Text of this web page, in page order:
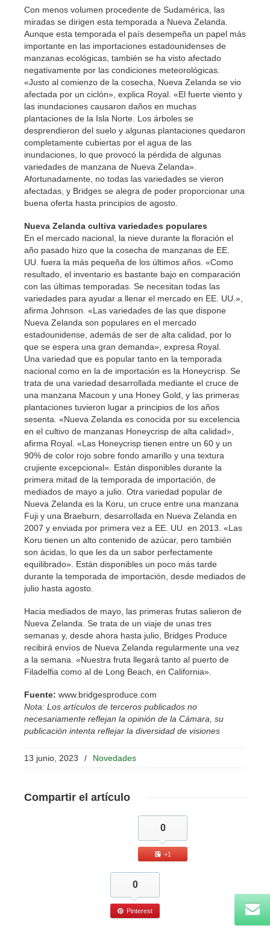
Con menos volumen procedente de Sudamérica, las
miradas se dirigen esta temporada a Nueva Zelanda.
Aunque esta temporada el país desempeña un papel más
importante en las importaciones estadounidenses de
manzanas ecológicas, también se ha visto afectado
negativamente por las condiciones meteorológicas.
«Justo al comienzo de la cosecha, Nueva Zelanda se vio
afectada por un ciclón», explica Royal. «El fuerte viento y
las inundaciones causaron daños en muchas
plantaciones de la Isla Norte. Los árboles se
desprendieron del suelo y algunas plantaciones quedaron
completamente cubiertas por el agua de las
inundaciones, lo que provocó la pérdida de algunas
variedades de manzana de Nueva Zelanda».
Afortunadamente, no todas las variedades se vieron
afectadas, y Bridges se alegra de poder proporcionar una
buena oferta hasta principios de agosto.
Nueva Zelanda cultiva variedades populares
En el mercado nacional, la nieve durante la floración el
año pasado hizo que la cosecha de manzanas de EE.
UU. fuera la más pequeña de los últimos años. «Como
resultado, el inventario es bastante bajo en comparación
con las últimas temporadas. Se necesitan todas las
variedades para ayudar a llenar el mercado en EE. UU.»,
afirma Johnson. «Las variedades de las que dispone
Nueva Zelanda son populares en el mercado
estadounidense, además de ser de alta calidad, por lo
que se espera una gran demanda», expresa Royal.
Una variedad que es popular tanto en la temporada
nacional como en la de importación es la Honeycrisp. Se
trata de una variedad desarrollada mediante el cruce de
una manzana Macoun y una Honey Gold, y las primeras
plantaciones tuvieron lugar a principios de los años
sesenta. «Nueva Zelanda es conocida por su excelencia
en el cultivo de manzanas Honeycrisp de alta calidad»,
afirma Royal. «Las Honeycrisp tienen entre un 60 y un
90% de color rojo sobre fondo amarillo y una textura
crujiente excepcional». Están disponibles durante la
primera mitad de la temporada de importación, de
mediados de mayo a julio. Otra variedad popular de
Nueva Zelanda es la Koru, un cruce entre una manzana
Fuji y una Braeburn, desarrollada en Nueva Zelanda en
2007 y enviada por primera vez a EE. UU. en 2013. «Las
Koru tienen un alto contenido de azúcar, pero también
son ácidas, lo que les da un sabor perfectamente
equilibrado». Están disponibles un poco más tarde
durante la temporada de importación, desde mediados de
julio hasta agosto.
Hacia mediados de mayo, las primeras frutas salieron de
Nueva Zelanda. Se trata de un viaje de unas tres
semanas y, desde ahora hasta julio, Bridges Produce
recibirá envíos de Nueva Zelanda regularmente una vez
a la semana. «Nuestra fruta llegará tanto al puerto de
Filadelfia como al de Long Beach, en California».
Fuente: www.bridgesproduce.com
Nota: Los artículos de terceros publicados no
necesariamente reflejan la opinión de la Cámara, su
publicación intenta reflejar la diversidad de visiones
13 junio, 2023 / Novedades
Compartir el artículo
0
+1
0
Pinterest